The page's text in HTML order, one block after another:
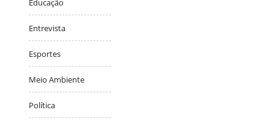
Entrevista
Esportes
Meio Ambiente
Política